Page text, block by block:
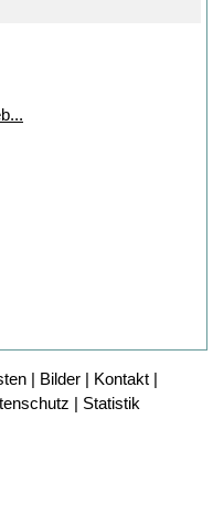
| Bilder | Kontakt |
| Statistik